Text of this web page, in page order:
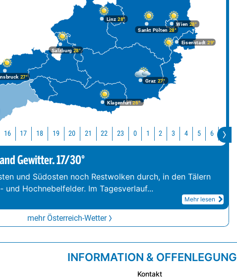
Graz 27°
27°
Klagenfurt26°
Linz 28°
Salzburg28°
Wien 28°
Eisenstadt 29°
Sankt Pölten 28°
16 17 18 19 20 21 22 23 0 1 2 3 4 5 6 7
Gewitter. 17/30°
und Südosten noch Restwolken durch, in den Tälern
und Hochnebelfelder. Im Tagesverlauf...
Mehr lesen
mehr Österreich-Wetter
INFORMATION & OFFENLEGUNG
Kontakt